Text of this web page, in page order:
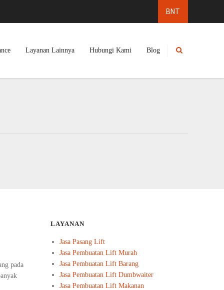
Layanan Lainnya Hubungi Kami Blog
pada
LAYANAN
Jasa Pasang Lift
Jasa Pembuatan Lift Murah
Jasa Pembuatan Lift Barang
Jasa Pembuatan Lift Dumbwaiter
Jasa Pembuatan Lift Makanan